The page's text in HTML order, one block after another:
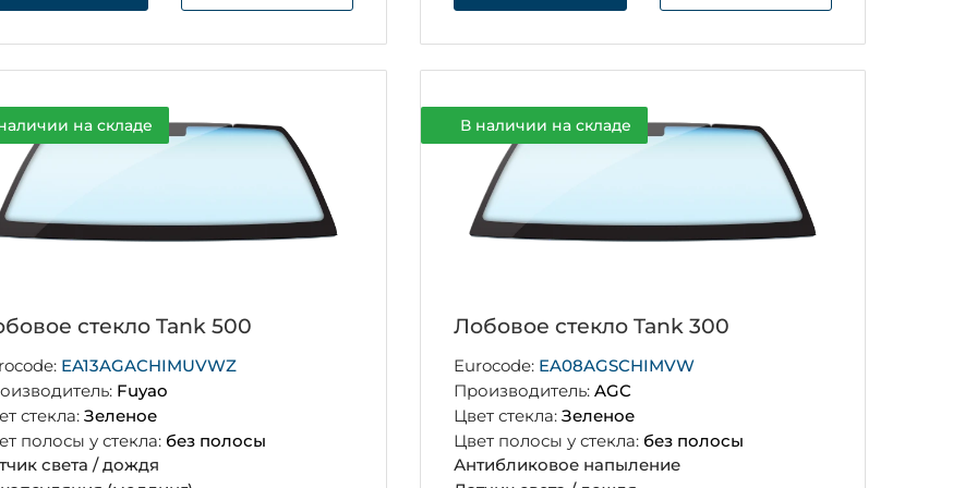
на складе
стекло Tank 500
EA13AGACHIMUVWZ
Fuyao
стекла: Зеленое
полосы у стекла: без полосы
света / дождя
В наличии на складе
Лобовое стекло Tank 300
Eurocode: EA08AGSCHIMVW
Производитель:AGC
Цвет стекла:Зеленое
Цвет полосы у стекла: без полосы
Антибликовое напыление